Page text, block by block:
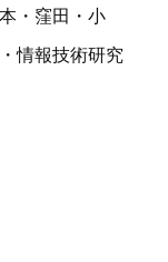
・窪田・小
情報技術研究